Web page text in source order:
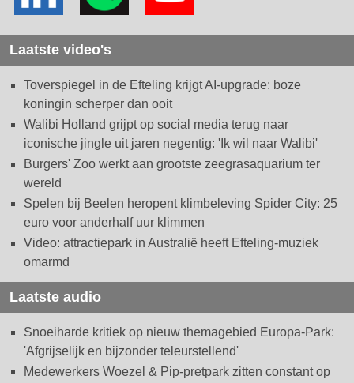
Laatste video's
Toverspiegel in de Efteling krijgt AI-upgrade: boze
koningin scherper dan ooit
Walibi Holland grijpt op social media terug naar
iconische jingle uit jaren negentig: 'Ik wil naar Walibi'
Burgers' Zoo werkt aan grootste zeegrasaquarium ter
wereld
Spelen bij Beelen heropent klimbeleving Spider City: 25
euro voor anderhalf uur klimmen
Video: attractiepark in Australië heeft Efteling-muziek
omarmd
Laatste audio
Snoeiharde kritiek op nieuw themagebied Europa-Park:
'Afgrijselijk en bijzonder teleurstellend'
Medewerkers Woezel & Pip-pretpark zitten constant op